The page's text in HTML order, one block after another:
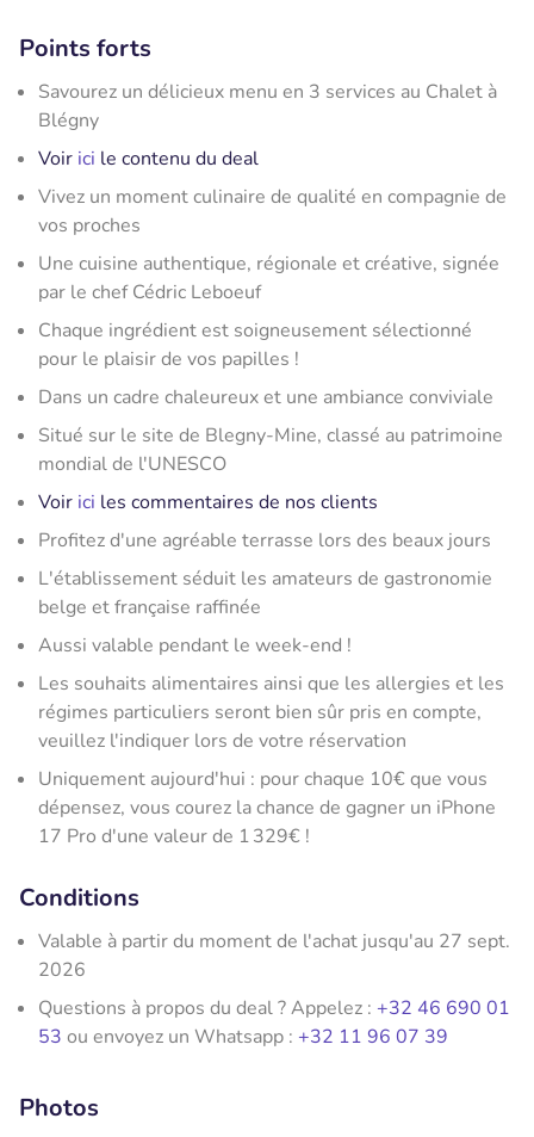
Points forts
Savourez un délicieux menu en 3 services au Chalet à
Blégny
Voir ici le contenu du deal
Vivez un moment culinaire de qualité en compagnie de
vos proches
Une cuisine authentique, régionale et créative, signée
par le chef Cédric Leboeuf
Chaque ingrédient est soigneusement sélectionné
pour le plaisir de vos papilles !
Dans un cadre chaleureux et une ambiance conviviale
Situé sur le site de Blegny-Mine, classé au patrimoine
mondial de l'UNESCO
Voir ici les commentaires de nos clients
Profitez d'une agréable terrasse lors des beaux jours
L'établissement séduit les amateurs de gastronomie
belge et française raffinée
Aussi valable pendant le week-end !
Les souhaits alimentaires ainsi que les allergies et les
régimes particuliers seront bien sûr pris en compte,
veuillez l'indiquer lors de votre réservation
Uniquement aujourd'hui : pour chaque 10€ que vous
dépensez, vous courez la chance de gagner un iPhone
17 Pro d'une valeur de 1 329€ !
Conditions
Valable à partir du moment de l'achat jusqu'au 27 sept.
2026
Questions à propos du deal ? Appelez : +32 46 690 01
53 ou envoyez un Whatsapp : +32 11 96 07 39
Photos